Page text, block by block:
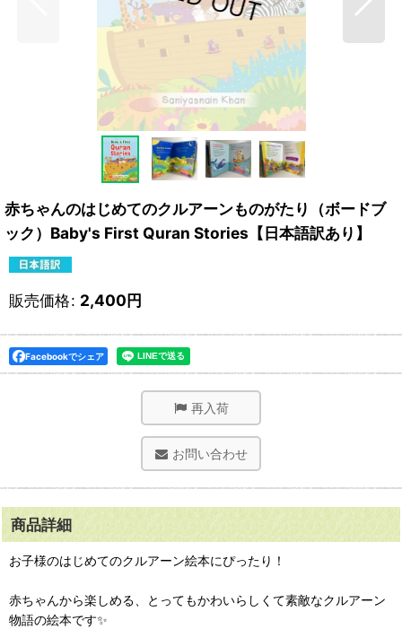
赤ちゃんのはじめてのクルアーンものがたり（ボードブ
ック）Baby's First Quran Stories【日本語訳あり】
販売価格: 2,400円
Facebookでシェア
再入荷
お問い合わせ
商品詳細
お子様のはじめてのクルアーン絵本にぴったり！
赤ちゃんから楽しめる、とってもかわいらしくて素敵なクルアーン
物語の絵本です✨